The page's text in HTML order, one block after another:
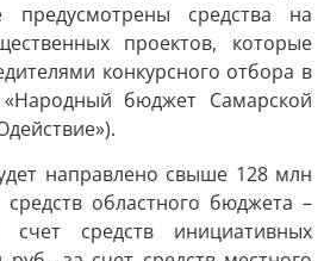
предусмотрены средства на
проектов, которые
конкурсного отбора в
бюджет Самарской
направлено свыше 128 млн
областного бюджета –
средств инициативных